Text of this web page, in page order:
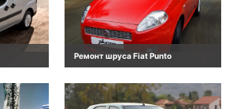
Ремонт шруса Fiat Punto